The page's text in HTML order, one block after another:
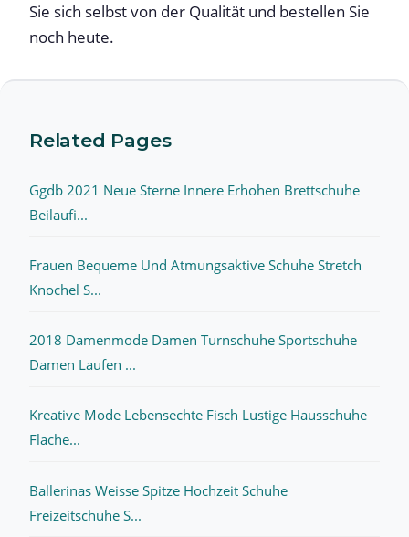
Sie sich selbst von der Qualität und bestellen Sie
noch heute.
Related Pages
Ggdb 2021 Neue Sterne Innere Erhohen Brettschuhe
Beilaufi...
Frauen Bequeme Und Atmungsaktive Schuhe Stretch
Knochel S...
2018 Damenmode Damen Turnschuhe Sportschuhe
Damen Laufen ...
Kreative Mode Lebensechte Fisch Lustige Hausschuhe
Flache...
Ballerinas Weisse Spitze Hochzeit Schuhe
Freizeitschuhe S...